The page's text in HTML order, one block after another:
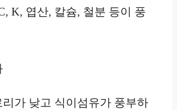
K, 엽산, 칼슘, 철분 등이 풍
가 낮고 식이섬유가 풍부하